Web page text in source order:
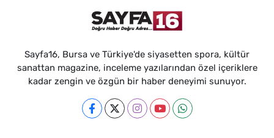
Sayfa16, Bursa ve Türkiye'de siyasetten spora, kültür
sanattan magazine, inceleme yazılarından özel içeriklere
kadar zengin ve özgün bir haber deneyimi sunuyor.